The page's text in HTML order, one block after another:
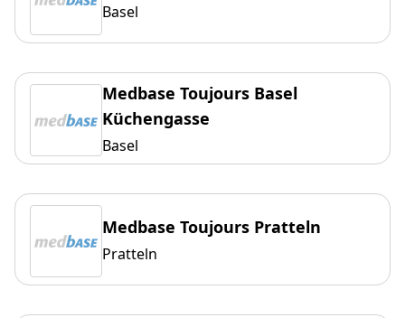
Basel
Medbase Toujours Basel
Küchengasse
Basel
Medbase Toujours Pratteln
Pratteln